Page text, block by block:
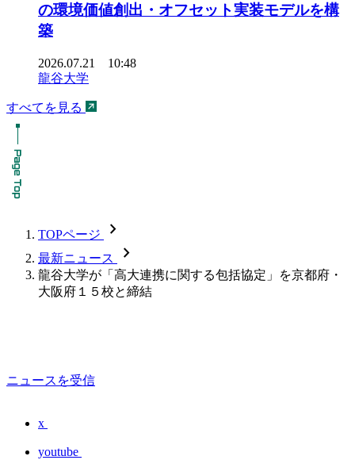
の環境価値創出・オフセット実装モデルを構
築
2026.07.21 10:48
龍谷大学
すべてを見る
TOPページ chevron_forward
最新ニュース chevron_forward
龍谷大学が「高大連携に関する包括協定」を京都府・
大阪府１５校と締結
ニュースを受信
x
youtube